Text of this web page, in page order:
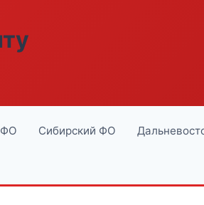
ФО Сибирский ФО